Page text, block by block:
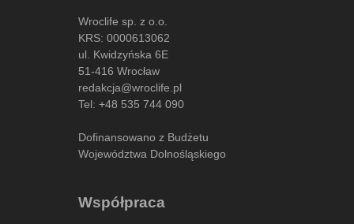
Wroclife sp. z o.o.
KRS: 0000613062
ul. Kwidzyńska 6E
51-416 Wrocław
redakcja@wroclife.pl
Tel: +48 535 744 090
Dofinansowano z Budżetu
Województwa Dolnośląskiego
Współpraca